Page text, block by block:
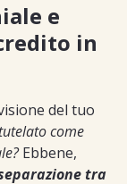
e
in
del tuo
come
Ebbene,
tra